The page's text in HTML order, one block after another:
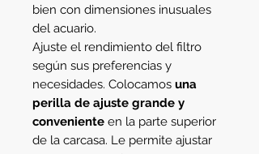
bien con dimensiones inusuales
del acuario.
Ajuste el rendimiento del filtro
según sus preferencias y
necesidades. Colocamos una
perilla de ajuste grande y
conveniente en la parte superior
de la carcasa. Le permite ajustar